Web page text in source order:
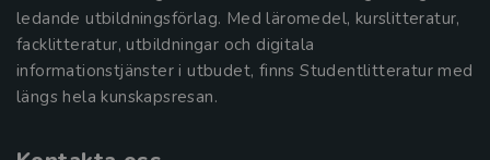
ledande utbildningsförlag. Med läromedel, kurslitteratur,
facklitteratur, utbildningar och digitala
informationstjänster i utbudet, finns Studentlitteratur med
längs hela kunskapsresan.